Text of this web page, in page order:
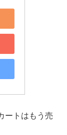
ートはもう売